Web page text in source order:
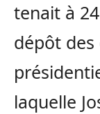
tenait à
dépôt des
laquelle